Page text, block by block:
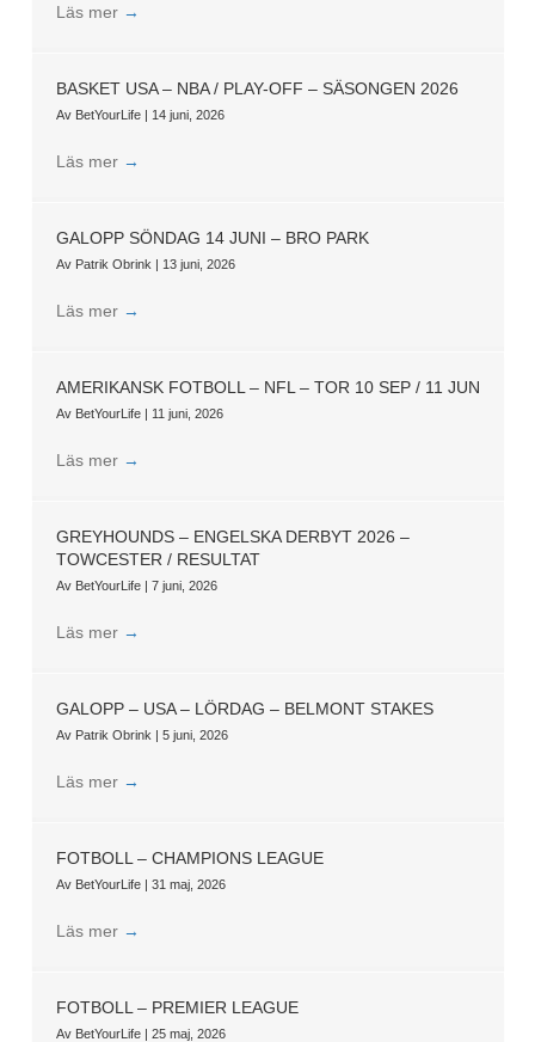
Läs mer →
BASKET USA – NBA / PLAY-OFF – SÄSONGEN 2026
Av BetYourLife | 14 juni, 2026
Läs mer →
GALOPP SÖNDAG 14 JUNI – BRO PARK
Av Patrik Obrink | 13 juni, 2026
Läs mer →
AMERIKANSK FOTBOLL – NFL – TOR 10 SEP / 11 JUN
Av BetYourLife | 11 juni, 2026
Läs mer →
GREYHOUNDS – ENGELSKA DERBYT 2026 –
TOWCESTER / RESULTAT
Av BetYourLife | 7 juni, 2026
Läs mer →
GALOPP – USA – LÖRDAG – BELMONT STAKES
Av Patrik Obrink | 5 juni, 2026
Läs mer →
FOTBOLL – CHAMPIONS LEAGUE
Av BetYourLife | 31 maj, 2026
Läs mer →
FOTBOLL – PREMIER LEAGUE
Av BetYourLife | 25 maj, 2026